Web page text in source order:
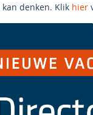
kan denken. Klik hier